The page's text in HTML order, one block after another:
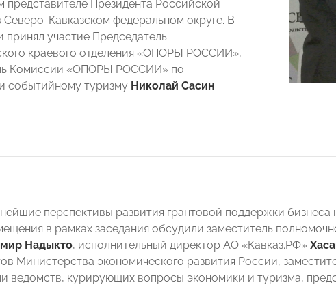
представителе Президента Российской
Кавказском федеральном округе. В
принял участие Председатель
краевого отделения «ОПОРЫ РОССИИ»,
Комиссии «ОПОРЫ РОССИИ» по
событийному туризму Николай Сасин.
перспективы развития грантовой поддержки бизнеса
в рамках заседания обсудили заместитель
Надыкто, исполнительный директор АО «Кавказ.РФ»
Министерства экономического развития России,
ведомств, курирующих вопросы экономики и туризма,